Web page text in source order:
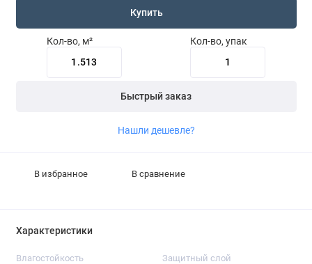
Купить
Кол-во, м² Кол-во, упак
Быстрый заказ
Нашли дешевле?
В избранное В сравнение
Характеристики
Влагостойкость Защитный слой